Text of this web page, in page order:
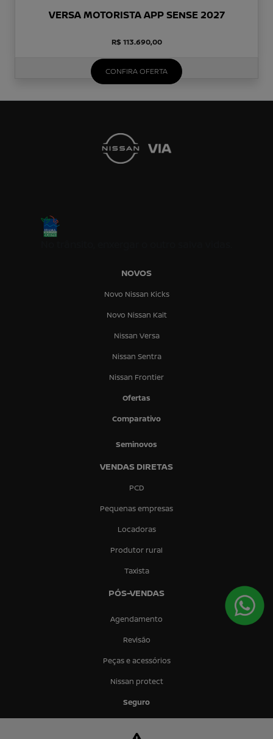
VERSA MOTORISTA APP SENSE 2027
R$ 113.690,00
CONFIRA OFERTA
NOVOS
Novo Nissan Kicks
Novo Nissan Kait
Nissan Versa
Nissan Sentra
Nissan Frontier
Ofertas
Comparativo
Seminovos
VENDAS DIRETAS
PCD
Pequenas empresas
Locadoras
Produtor rural
Taxista
PÓS-VENDAS
Agendamento
Revisão
Peças e acessórios
Nissan protect
Seguro